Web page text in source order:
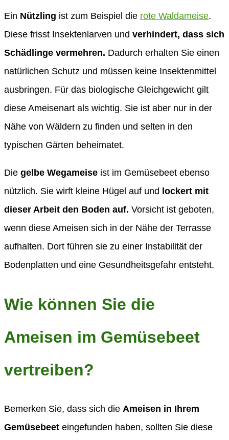
Ein Nützling ist zum Beispiel die rote Waldameise.
Diese frisst Insektenlarven und verhindert, dass sich
Schädlinge vermehren. Dadurch erhalten Sie einen
natürlichen Schutz und müssen keine Insektenmittel
ausbringen. Für das biologische Gleichgewicht gilt
diese Ameisenart als wichtig. Sie ist aber nur in der
Nähe von Wäldern zu finden und selten in den
typischen Gärten beheimatet.
Die gelbe Wegameise ist im Gemüsebeet ebenso
nützlich. Sie wirft kleine Hügel auf und lockert mit
dieser Arbeit den Boden auf. Vorsicht ist geboten,
wenn diese Ameisen sich in der Nähe der Terrasse
aufhalten. Dort führen sie zu einer Instabilität der
Bodenplatten und eine Gesundheitsgefahr entsteht.
Wie können Sie die
Ameisen im Gemüsebeet
vertreiben?
Bemerken Sie, dass sich die Ameisen in Ihrem
Gemüsebeet eingefunden haben, sollten Sie diese